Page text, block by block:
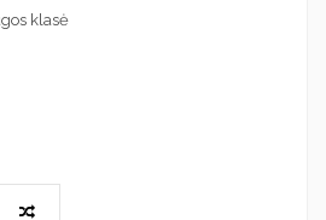
klasė